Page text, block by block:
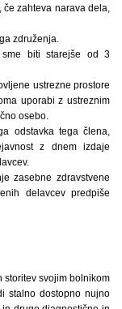
če zahteva narava dela,
združenja.
sme biti starejše od 3
ustrezne prostore
uporabi z ustreznim
osebo.
odstavka tega člena,
z dnem izdaje
zasebne zdravstvene
delavcev predpiše
storitev svojim bolnikom
stalno dostopno nujno